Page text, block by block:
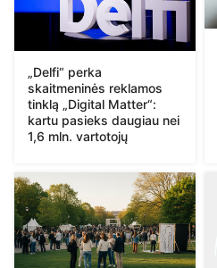
„Delfi“ perka
skaitmeninės reklamos
tinklą „Digital Matter“:
kartu pasieks daugiau nei
1,6 mln. vartotojų